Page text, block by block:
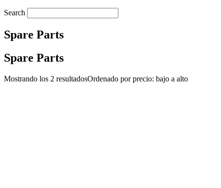
Search
Spare Parts
Spare Parts
Mostrando los 2 resultadosOrdenado por precio: bajo a alto